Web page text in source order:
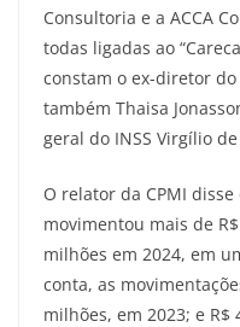
Consultoria e a ACCA
todas ligadas ao
constam o ex-diretor do
também Thaisa
geral do INSS Virgílio
O relator da CPMI
movimentou mais de
milhões em 2024, em
conta, as
milhões, em 2023; e R$